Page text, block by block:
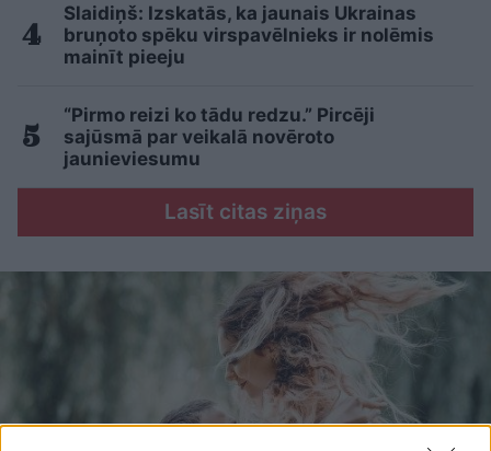
Slaidiņš: Izskatās, ka jaunais Ukrainas
bruņoto spēku virspavēlnieks ir nolēmis
mainīt pieeju
“Pirmo reizi ko tādu redzu.” Pircēji
sajūsmā par veikalā novēroto
jaunieviesumu
Lasīt citas ziņas